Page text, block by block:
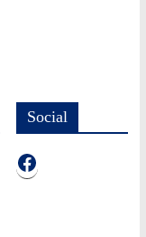
Social
TB auf Facebook